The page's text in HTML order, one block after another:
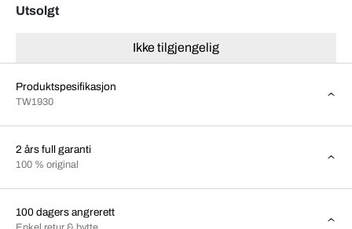
Utsolgt
Ikke tilgjengelig
Produktspesifikasjon
TW1930
2 års full garanti
100 % original
100 dagers angrerett